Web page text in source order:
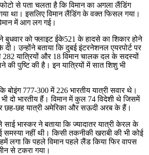
फोटो से पता चलता है कि विमान का अगला लैंडिंग
था। इसलिए विमान लैंडिंग के वक्त फिसल गया।
में आग लग गई।
बुधवार को फ्लाइट ईके521 के हादसे का शिकार होने
उन्होंने बताया कि दुबई इंटरनेशनल एयरपोर्ट पर
यात्रियों और 18 विमान चालक दल के सदस्यों
की पुष्टि की है। इन यात्रियों में सात शिशु भी
बोइंग 777-300 में 226 भारतीय यात्री सवार थे।
दो भारतीय हैं। विमान में कुल 74 विदेशी थे जिसमें
छह-छह यात्री अमेरिका और सऊदी अरब के हैं।
भास्कर ने बताया कि ज्यादातर यात्री केरल के
नहीं थी। किसी तकनीकी खराबी की भी कोई
लगा कि पहले विमान पहले लैंड किया फिर वापस
से टकरा गया।